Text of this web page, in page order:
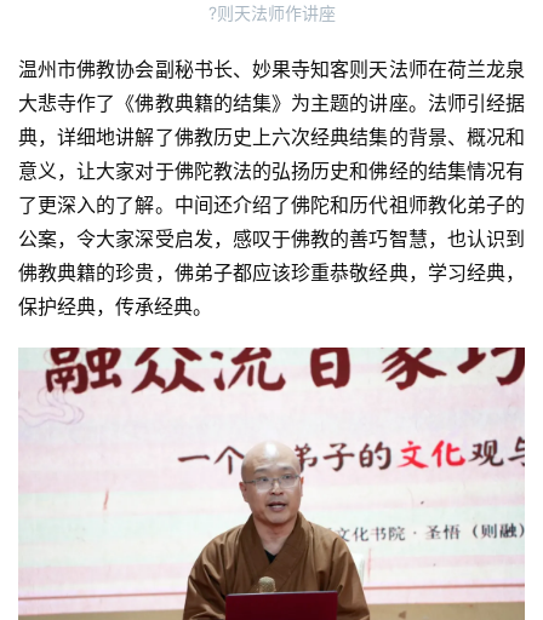
?则天法师作讲座
温州市佛教协会副秘书长、妙果寺知客则天法师在荷兰龙泉
大悲寺作了《佛教典籍的结集》为主题的讲座。法师引经据
典，详细地讲解了佛教历史上六次经典结集的背景、概况和
意义，让大家对于佛陀教法的弘扬历史和佛经的结集情况有
了更深入的了解。中间还介绍了佛陀和历代祖师教化弟子的
公案，令大家深受启发，感叹于佛教的善巧智慧，也认识到
佛教典籍的珍贵，佛弟子都应该珍重恭敬经典，学习经典，
保护经典，传承经典。